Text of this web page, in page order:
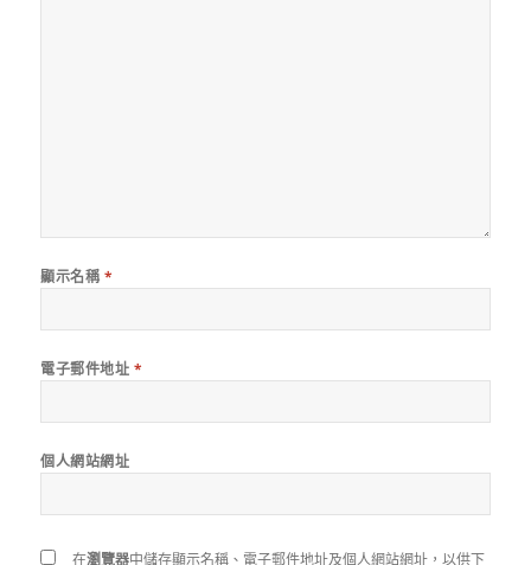
顯示名稱 *
電子郵件地址 *
個人網站網址
在瀏覽器中儲存顯示名稱、電子郵件地址及個人網站網址，以供下